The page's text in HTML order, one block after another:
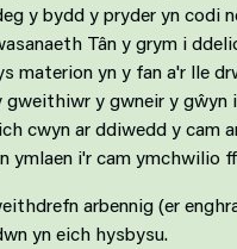
y bydd y pryder yn codi
Tân y grym i
materion yn y fan a'r lle
gweithiwr y gwneir y gŵyn
cwyn ar ddiwedd y cam
ymlaen i'r cam ymchwilio
arbennig (er
yn eich hysbysu.